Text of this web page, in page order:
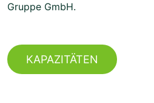
Gruppe GmbH.
KAPAZITÄTEN